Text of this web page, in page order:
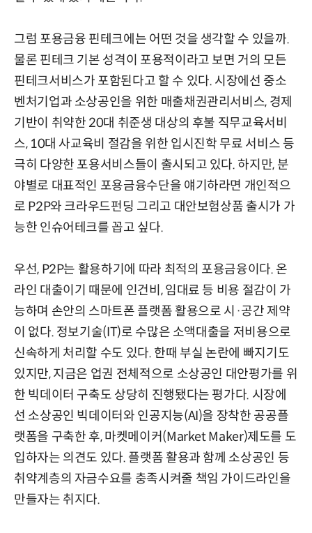
그럼 포용금융 핀테크에는 어떤 것을 생각할 수 있을까.
물론 핀테크 기본 성격이 포용적이라고 보면 거의 모든
핀테크서비스가 포함된다고 할 수 있다. 시장에선 중소
벤처기업과 소상공인을 위한 매출채권관리서비스, 경제
기반이 취약한 20대 취준생 대상의 후불 직무교육서비
스, 10대 사교육비 절감을 위한 입시진학 무료 서비스 등
극히 다양한 포용서비스들이 출시되고 있다. 하지만, 분
야별로 대표적인 포용금융수단을 얘기하라면 개인적으
로 P2P와 크라우드펀딩 그리고 대안보험상품 출시가 가
능한 인슈어테크를 꼽고 싶다.
우선, P2P는 활용하기에 따라 최적의 포용금융이다. 온
라인 대출이기 때문에 인건비, 임대료 등 비용 절감이 가
능하며 손안의 스마트폰 플랫폼 활용으로 시·공간 제약
이 없다. 정보기술(IT)로 수많은 소액대출을 저비용으로
신속하게 처리할 수도 있다. 한때 부실 논란에 빠지기도
있지만, 지금은 업권 전체적으로 소상공인 대안평가를 위
한 빅데이터 구축도 상당히 진행됐다는 평가다. 시장에
선 소상공인 빅데이터와 인공지능(AI)을 장착한 공공플
랫폼을 구축한 후, 마켓메이커(Market Maker)제도를 도
입하자는 의견도 있다. 플랫폼 활용과 함께 소상공인 등
취약계층의 자금수요를 충족시켜줄 책임 가이드라인을
만들자는 취지다.